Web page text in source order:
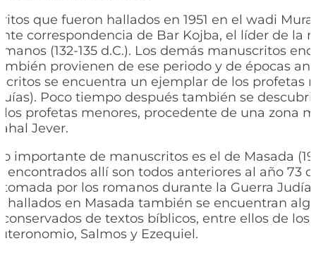
que fueron hallados en 1951 en el wadi
correspondencia de Bar Kojba, el líder de la
(132-135 d.C.). Los demás manuscritos
provienen de ese periodo y de épocas
se encuentra un ejemplar de los profetas
Poco tiempo después también se
los profetas menores, procedente de una zona
Jever.
importante de manuscritos es el de Masada
encontrados allí son todos anteriores al año 73
por los romanos durante la Guerra
hallados en Masada también se encuentran
de textos bíblicos, entre ellos de los
Salmos y Ezequiel.